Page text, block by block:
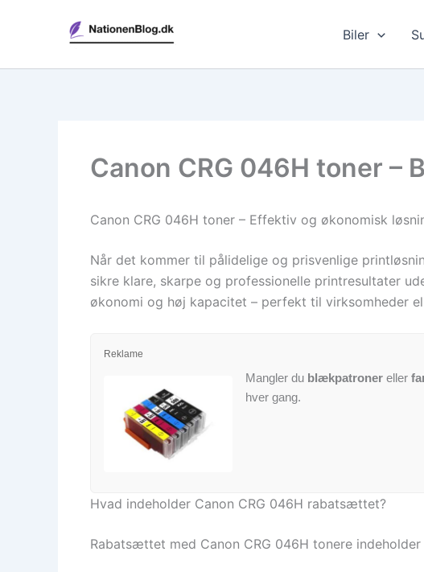
Biler
Canon CRG 046H toner
Canon CRG 046H toner – Effektiv og økonomisk
Når det kommer til pålidelige og prisvenlige
sikre klare, skarpe og professionelle printresultater
økonomi og høj kapacitet – perfekt til virksomheder
Reklame
Mangler du blækpatroner eller
hver gang.
Hvad indeholder Canon CRG 046H rabatsættet?
Rabatsættet med Canon CRG 046H tonere